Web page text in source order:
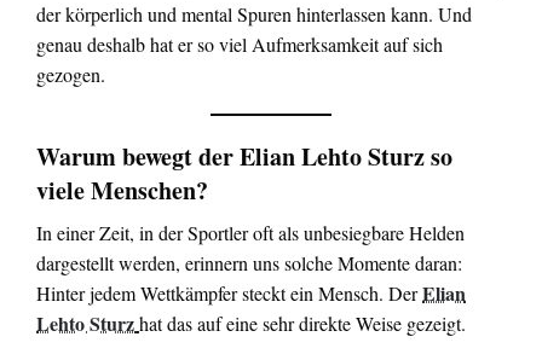
der körperlich und mental Spuren hinterlassen kann. Und
genau deshalb hat er so viel Aufmerksamkeit auf sich
gezogen.
Warum bewegt der Elian Lehto Sturz so
viele Menschen?
In einer Zeit, in der Sportler oft als unbesiegbare Helden
dargestellt werden, erinnern uns solche Momente daran:
Hinter jedem Wettkämpfer steckt ein Mensch. DerElian
Lehto Sturzhat das auf eine sehr direkte Weise gezeigt.